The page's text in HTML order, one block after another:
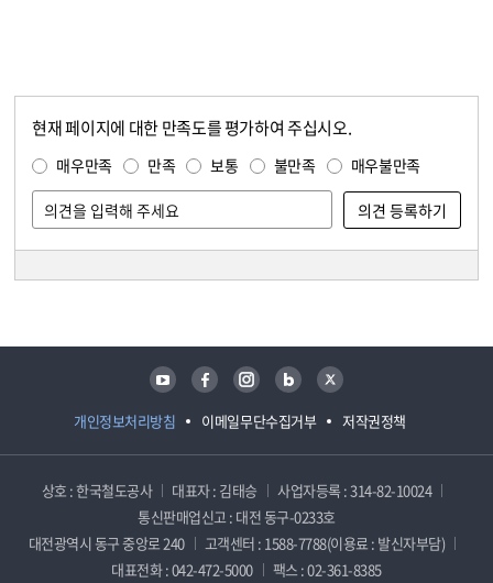
현재 페이지에 대한 만족도를 평가하여 주십시오.
매우만족 만족 보통 불만족 매우불만족
개인정보처리방침 이메일무단수집거부 저작권정책
유튜브 페이스북 인스타그램 블로그 트위터
상호 : 한국철도공사 대표자 : 김태승
사업자등록 : 314-82-10024
통신판매업신고 : 대전 동구-0233호
대전광역시 동구 중앙로 240
고객센터 : 1588-7788(이용료 : 발신자부담)
대표전화 : 042-472-5000
팩스 : 02-361-8385